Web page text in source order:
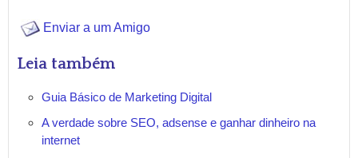
Enviar a um Amigo
Leia também
Guia Básico de Marketing Digital
A verdade sobre SEO, adsense e ganhar dinheiro na
internet